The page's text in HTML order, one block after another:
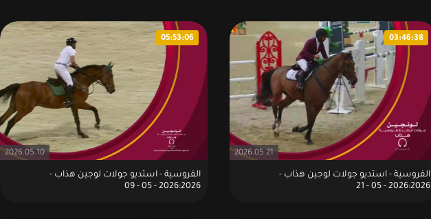
الفروسية - استديو جولات لوجين هذاب -
2026:2026 - 05 - 21
03:46:38
2026.05.21
الفروسية - استديو جولات لوجين هذاب -
2026:2026 - 05 - 09
05:53:06
2026.05.10